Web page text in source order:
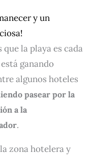
y un
la playa es cada
ganando
algunos hoteles
pasear por la
a la
.
zona hotelera y